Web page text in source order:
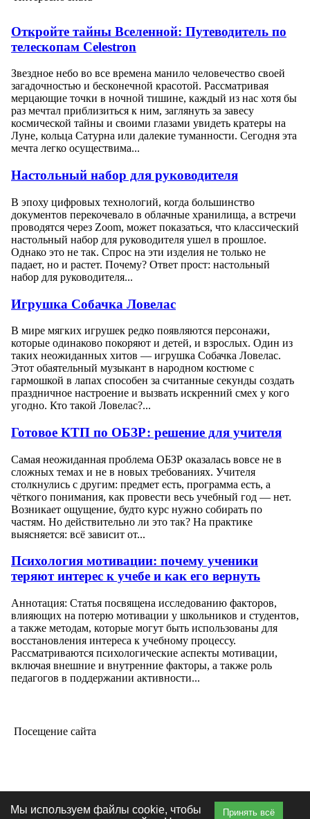
Откройте тайны Вселенной: Путеводитель по
телескопам Celestron
Звездное небо во все времена манило человечество своей
загадочностью и бесконечной красотой. Рассматривая
мерцающие точки в ночной тишине, каждый из нас хотя бы
раз мечтал приблизиться к ним, заглянуть за завесу
космической тайны и своими глазами увидеть кратеры на
Луне, кольца Сатурна или далекие туманности. Сегодня эта
мечта легко осуществима...
Настольный набор для руководителя
В эпоху цифровых технологий, когда большинство
документов перекочевало в облачные хранилища, а встречи
проводятся через Zoom, может показаться, что классический
настольный набор для руководителя ушел в прошлое.
Однако это не так. Спрос на эти изделия не только не
падает, но и растет. Почему? Ответ прост: настольный
набор для руководителя...
Игрушка Собачка Ловелас
В мире мягких игрушек редко появляются персонажи,
которые одинаково покоряют и детей, и взрослых. Один из
таких неожиданных хитов — игрушка Собачка Ловелас.
Этот обаятельный музыкант в народном костюме с
гармошкой в лапах способен за считанные секунды создать
праздничное настроение и вызвать искренний смех у кого
угодно. Кто такой Ловелас?...
Готовое КТП по ОБЗР: решение для учителя
Самая неожиданная проблема ОБЗР оказалась вовсе не в
сложных темах и не в новых требованиях. Учителя
столкнулись с другим: предмет есть, программа есть, а
чёткого понимания, как провести весь учебный год — нет.
Возникает ощущение, будто курс нужно собирать по
частям. Но действительно ли это так? На практике
выясняется: всё зависит от...
Психология мотивации: почему ученики
теряют интерес к учебе и как его вернуть
Аннотация: Статья посвящена исследованию факторов,
влияющих на потерю мотивации у школьников и студентов,
а также методам, которые могут быть использованы для
восстановления интереса к учебному процессу.
Рассматриваются психологические аспекты мотивации,
включая внешние и внутренние факторы, а также роль
педагогов в поддержании активности...
Посещение сайта
Главная | О сайте Книги Ваши объявления
Мы используем файлы cookie, чтобы
Принять всё